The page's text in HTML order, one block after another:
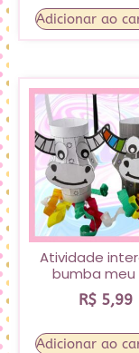
Adicionar ao
Atividade
bumba meu
R$ 5,99
Adicionar ao